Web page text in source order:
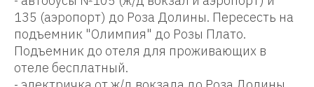
135 (аэропорт) до Роза Долины. Пересесть на
подъемник "Олимпия" до Розы Плато.
Подъемник до отеля для проживающих в
отеле бесплатный.